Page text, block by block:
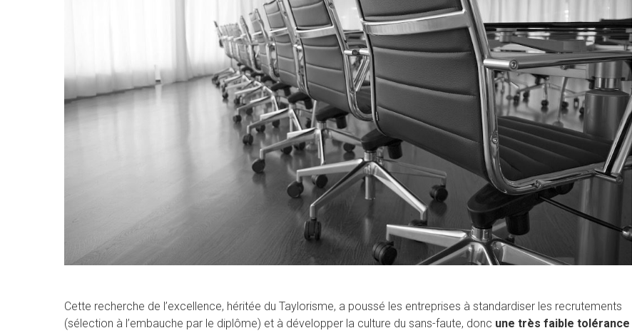
Cette recherche de l’excellence, héritée du Taylorisme, a poussé les entreprises à standardiser les recrutements
(sélection à l’embauche par le diplôme) et à développer la culture du sans-faute, donc une très faible tolérance